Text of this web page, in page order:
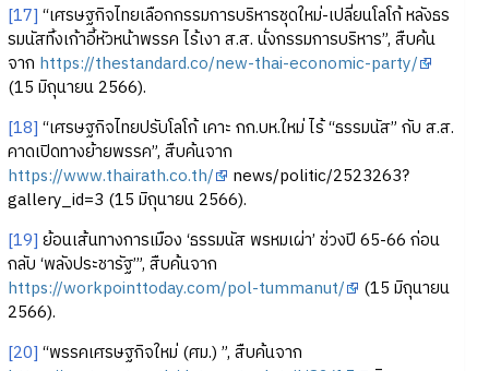
[17] “เศรษฐกิจไทยเลือกกรรมการบริหารชุดใหม่-เปลี่ยนโลโก้ หลังธร
รมนัสทิ้งเก้าอี้หัวหน้าพรรค ไร้เงา ส.ส. นั่งกรรมการบริหาร”, สืบค้น
จาก https://thestandard.co/new-thai-economic-party/
(15 มิถุนายน 2566).
[18] “เศรษฐกิจไทยปรับโลโก้ เคาะ กก.บห.ใหม่ ไร้ “ธรรมนัส” กับ ส.ส.
คาดเปิดทางย้ายพรรค”, สืบค้นจาก
https://www.thairath.co.th/
news/politic/2523263?
gallery_id=3 (15 มิถุนายน 2566).
[19] ย้อนเส้นทางการเมือง ‘ธรรมนัส พรหมเผ่า’ ช่วงปี 65-66 ก่อน
กลับ ‘พลังประชารัฐ’”, สืบค้นจาก
https://workpointtoday.com/pol-tummanut/
(15 มิถุนายน
2566).
[20] “พรรคเศรษฐกิจใหม่ (ศม.) ”, สืบค้นจาก